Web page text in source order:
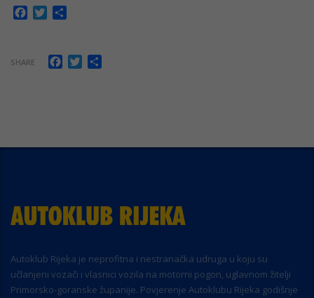
Facebook
Twitter
SHARE Facebook
Twitter
Autoklub Rijeka je neprofitna i nestranačka udruga u koju su
učlanjeni vozači i vlasnici vozila na motorni pogon, uglavnom žitelji
Primorsko-goranske županije. Povjerenje Autoklubu Rijeka godišnje